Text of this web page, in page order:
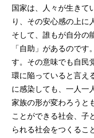
国家は、人々が生きて
り、その安心感の上に
そして、誰もが自分の
「自助」があるので
す。その意味でも自民
環に陥っていると言え
に感染しても、一人一
家族の形が変わろうと
ことができる社会、子
られる社会をつくるこ